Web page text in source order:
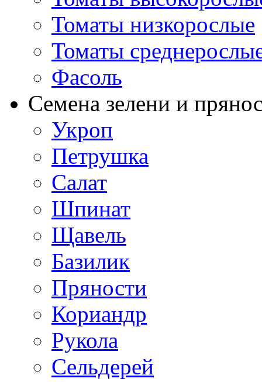
Томаты низкорослые
Томаты
Фасоль
Семена зелени и
Укроп
Петрушка
Салат
Шпинат
Щавель
Базилик
Пряности
Кориандр
Рукола
Сельдерей